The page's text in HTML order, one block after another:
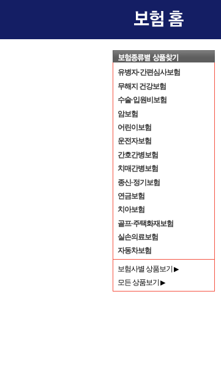
유병자·간편심사보험
무해지 건강보험
수술·입원비보험
암보험
어린이보험
운전자보험
간호간병보험
치매간병보험
종신·정기보험
연금보험
치아보험
골프·주택화재보험
실손의료보험
자동차보험
보험사별 상품보기▶
모든 상품보기 ▶